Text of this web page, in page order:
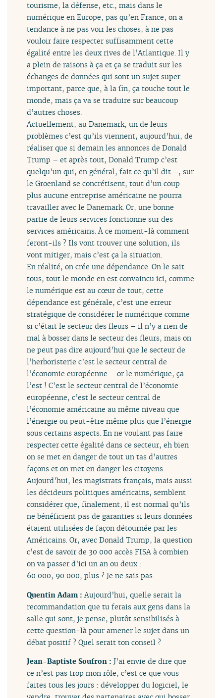
tourisme, la défense, etc., mais dans le
numérique en Europe, pas qu’en France, on a
tendance à ne pas voir les choses, à ne pas
vouloir faire respecter suffisamment cette
égalité entre les deux rives de l’Atlantique. Il y
a plein de raisons à ça et ça se traduit sur les
échanges de données qui sont un sujet super
important, parce que, à la fin, ça touche tout le
monde, mais ça va se traduire sur beaucoup
d’autres choses.
Actuellement, au Danemark, un de leurs
problèmes c’est qu’ils viennent, aujourd’hui, de
réaliser que si demain les annonces de Donald
Trump – et après tout, Donald Trump c’est
quelqu’un qui, en général, fait ce qu’il dit –, sur
le Groenland se concrétisent, tout d’un coup
plus aucune entreprise américaine ne pourra
travailler avec le Danemark. Or, une bonne
partie de leurs services fonctionne sur des
services américains. À ce moment-là comment
feront-ils ? Ils vont trouver une solution, ils
vont mitiger, mais c’est ça la situation.
En réalité, on crée une dépendance. On le sait
tous, tout le monde en est convaincu ici, comme
le numérique est au cœur de tout, cette
dépendance est générale, c’est une erreur
stratégique de considérer le numérique comme
si c’était le secteur des fleurs – il n’y a rien de
mal à bosser dans le secteur des fleurs, mais on
ne peut pas dire aujourd’hui que le secteur de
l’herboristerie c’est le secteur central de
l’économie européenne – or le numérique, ça
l’est ! C’est le secteur central de l’économie
européenne, c’est le secteur central de
l’économie américaine au même niveau que
l’énergie ou peut-être même plus que l’énergie
sous certains aspects. En ne voulant pas faire
respecter cette égalité dans ce secteur, eh bien
on se met en danger de tout un tas d’autres
façons et on met en danger les citoyens.
Aujourd’hui, les magistrats français, mais aussi
les décideurs politiques américains, semblent
considérer que, finalement, il est normal qu’ils
ne bénéficient pas de garanties si leurs données
étaient utilisées de façon détournée par les
Américains. Or, avec Donald Trump, la question
c’est de savoir de 30 000 accès FISA à combien
on va passer d’ici un an ou deux :
60 000, 90 000, plus ? Je ne sais pas.
Quentin Adam :Aujourd’hui, quelle serait la
recommandation que tu ferais aux gens dans la
salle qui sont, je pense, plutôt sensibilisés à
cette question-là pour amener le sujet dans un
débat positif ? Quel serait ton conseil ?
Jean-Baptiste Soufron :J’ai envie de dire que
ce n’est pas trop mon rôle, c’est ce que vous
faites tous les jours : développer du logiciel, le